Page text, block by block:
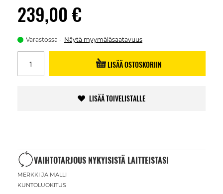
239,00 €
Varastossa Näytä myymäläsaatavuus
LISÄÄ OSTOSKORIIN
LISÄÄ TOIVELISTALLE
VAIHTOTARJOUS NYKYISISTÄ LAITTEISTASI
MERKKI JA MALLI
KUNTOLUOKITUS